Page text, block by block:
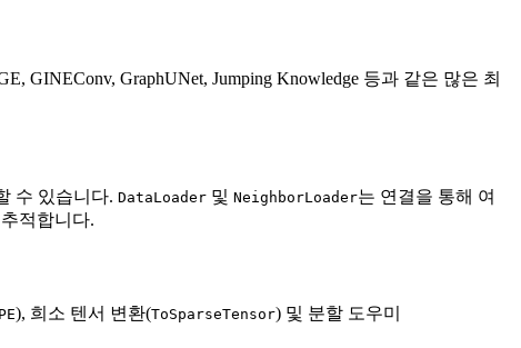
GINEConv, GraphUNet, Jumping Knowledge 등과 같은 많은 최
수 있습니다. DataLoader 및 NeighborLoader는 연결을 통해 여
적합니다.
), 희소 텐서 변환(ToSparseTensor) 및 분할 도우미